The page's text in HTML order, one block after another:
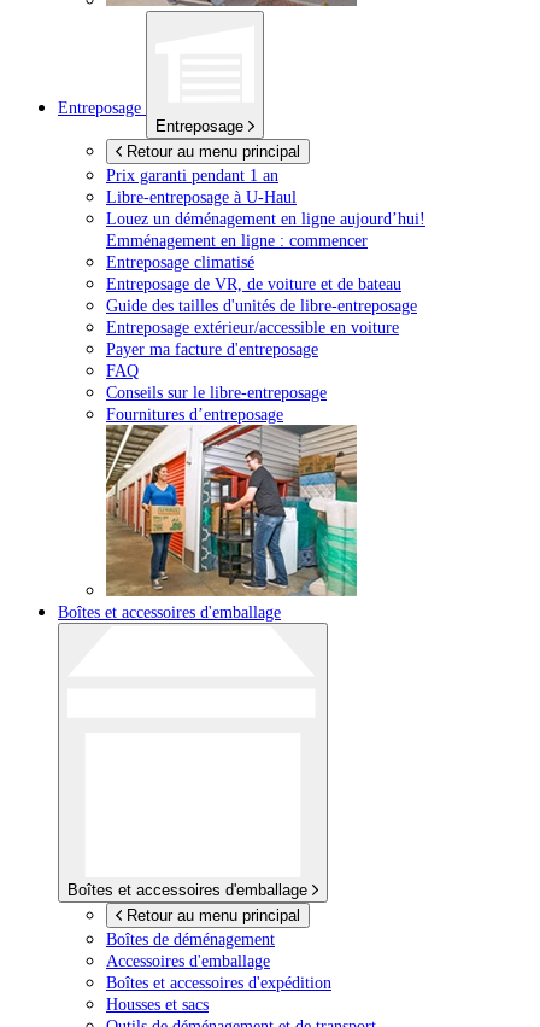
Entreposage
Entreposage
Retour au menu principal
Prix garanti pendant 1 an
Libre-entreposage à U-Haul
Louez un déménagement en ligne aujourd’hui!
Emménagement en ligne : commencer
Entreposage climatisé
Entreposage de VR, de voiture et de bateau
Guide des tailles d'unités de libre-entreposage
Entreposage extérieur/accessible en voiture
Payer ma facture d'entreposage
FAQ
Conseils sur le libre-entreposage
Fournitures d’entreposage
Boîtes et accessoires d'emballage
Boîtes et accessoires d'emballage
Retour au menu principal
Boîtes de déménagement
Accessoires d'emballage
Boîtes et accessoires d'expédition
Housses et sacs